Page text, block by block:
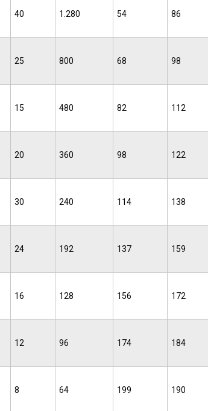
40 1.280 54 86
25 800 68 98
15 480 82 112
20 360 98 122
30 240 114 138
24 192 137 159
16 128 156 172
12 96 174 184
8 64 199 190